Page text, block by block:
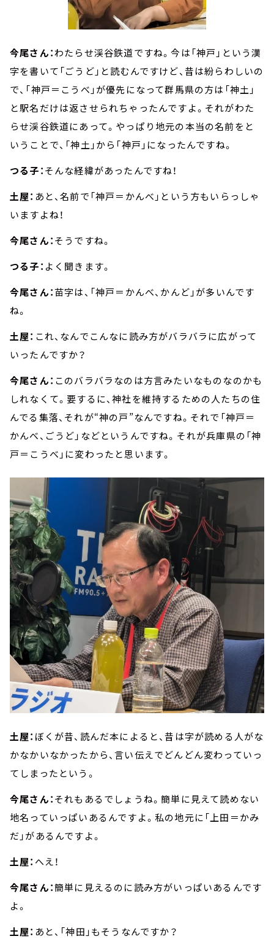
今尾さん：わたらせ渓谷鉄道ですね。今は「神戸」という漢
字を書いて「ごうど」と読むんですけど、昔は紛らわしいの
で、「神戸＝こうべ」が優先になって群馬県の方は「神土」
と駅名だけは返させられちゃったんですよ。それがわた
らせ渓谷鉄道にあって。やっぱり地元の本当の名前をと
いうことで、「神土」から「神戸」になったんですね。
つる子：そんな経緯があったんですね！
土屋： あと、名前で「神戸＝かんべ」という方もいらっしゃ
いますよね！
今尾さん：そうですね。
つる子： よく聞きます。
今尾さん：苗字は、「神戸＝かんべ、かんど」が多いんです
ね。
土屋： これ、なんでこんなに読み方がバラバラに広がって
いったんですか？
今尾さん： このバラバラなのは方言みたいなものなのかも
しれなくて。要するに、神社を維持するための人たちの住
んでる集落、それが“神の戸”なんですね。それで「神戸＝
かんべ、ごうど」などというんですね。それが兵庫県の「神
戸＝こうべ」に変わったと思います。
土屋： ぼくが昔、読んだ本によると、昔は字が読める人がな
かなかいなかったから、言い伝えでどんどん変わっていっ
てしまったという。
今尾さん：それもあるでしょうね。簡単に見えて読めない
地名っていっぱいあるんですよ。私の地元に「上田＝かみ
だ」があるんですよ。
土屋： へえ！
今尾さん：簡単に見えるのに読み方がいっぱいあるんです
よ。
土屋： あと、「神田」もそうなんですか？